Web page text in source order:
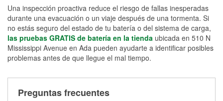
Una inspección proactiva reduce el riesgo de fallas inesperadas
durante una evacuación o un viaje después de una tormenta. Si
no estás seguro del estado de tu batería o del sistema de carga,
las pruebas GRATIS de batería en la tienda ubicada en 510 N
Mississippi Avenue en Ada pueden ayudarte a identificar posibles
problemas antes de que llegue el mal tiempo.
Preguntas frecuentes